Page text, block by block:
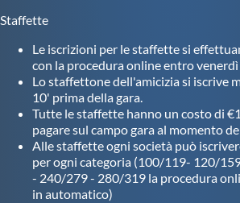
Staffette
Le iscrizioni per le staffette si
con la procedura online entro
Lo staffettone dell'amicizia si iscrive
10' prima della gara.
Tutte le staffette hanno un costo di
pagare sul campo gara al momento
Alle staffette ogni società può
per ogni categoria (100/119- 120/
- 240/279 - 280/319 la procedura
in automatico)